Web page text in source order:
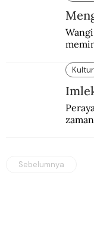
Kultur
Sebelumnya